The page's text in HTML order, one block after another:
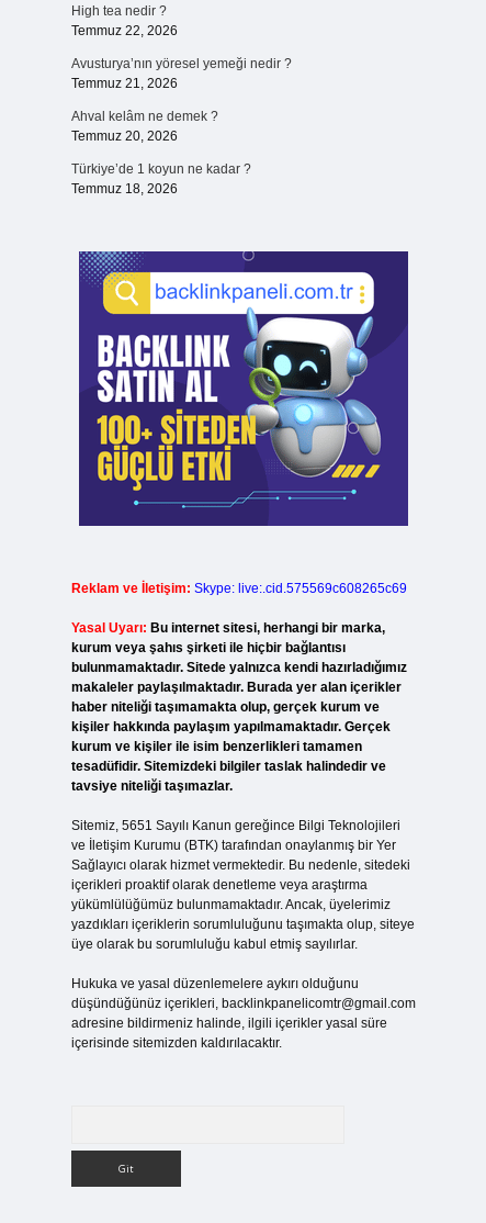
High tea nedir ?
Temmuz 22, 2026
Avusturya’nın yöresel yemeği nedir ?
Temmuz 21, 2026
Ahval kelâm ne demek ?
Temmuz 20, 2026
Türkiye’de 1 koyun ne kadar ?
Temmuz 18, 2026
Reklam ve İletişim: Skype: live:.cid.575569c608265c69
Yasal Uyarı: Bu internet sitesi, herhangi bir marka,
kurum veya şahıs şirketi ile hiçbir bağlantısı
bulunmamaktadır. Sitede yalnızca kendi hazırladığımız
makaleler paylaşılmaktadır. Burada yer alan içerikler
haber niteliği taşımamakta olup, gerçek kurum ve
kişiler hakkında paylaşım yapılmamaktadır. Gerçek
kurum ve kişiler ile isim benzerlikleri tamamen
tesadüfidir. Sitemizdeki bilgiler taslak halindedir ve
tavsiye niteliği taşımazlar.
Sitemiz, 5651 Sayılı Kanun gereğince Bilgi Teknolojileri
ve İletişim Kurumu (BTK) tarafından onaylanmış bir Yer
Sağlayıcı olarak hizmet vermektedir. Bu nedenle, sitedeki
içerikleri proaktif olarak denetleme veya araştırma
yükümlülüğümüz bulunmamaktadır. Ancak, üyelerimiz
yazdıkları içeriklerin sorumluluğunu taşımakta olup, siteye
üye olarak bu sorumluluğu kabul etmiş sayılırlar.
Hukuka ve yasal düzenlemelere aykırı olduğunu
düşündüğünüz içerikleri, backlinkpanelicomtr@gmail.com
adresine bildirmeniz halinde, ilgili içerikler yasal süre
içerisinde sitemizden kaldırılacaktır.